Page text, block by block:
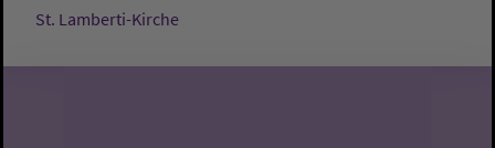
St. Lamberti-Kirche